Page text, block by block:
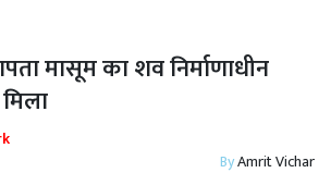
मासूम का शव निर्माणाधीन
ByAmrit Vichar